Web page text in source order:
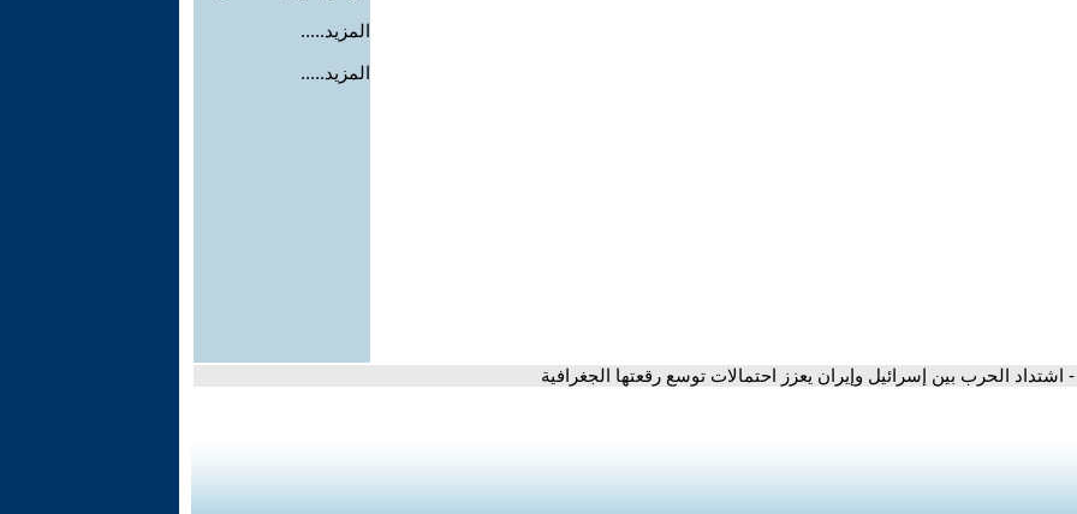
المزيد.....
المزيد.....
- اشتداد الحرب بين إسرائيل وإيران يعزز احتمالات توسع رقعتها الجغرافية